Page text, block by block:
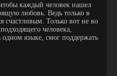
каждый человек нашел
любовь. Ведь только в
счастливым. Только вот не во
человека,
языке, смог поддержать